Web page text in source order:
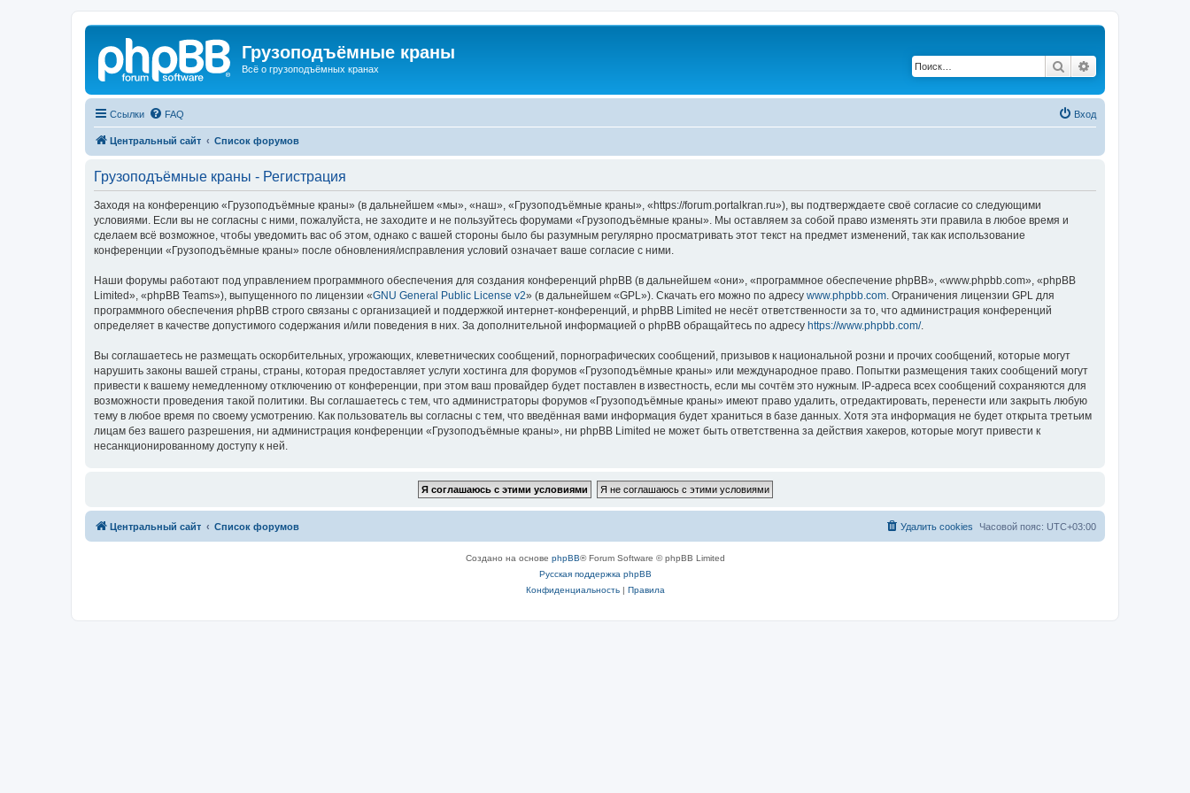
Грузоподъёмные краны
Всё о грузоподъёмных кранах Поиск
Ссылки FAQ Вход
Центральный сайт Список форумов
Грузоподъёмные краны - Регистрация
Заходя на конференцию «Грузоподъёмные краны» (в дальнейшем «мы», «наш», «Грузоподъёмные краны», «https://forum.portalkran.ru»), вы подтверждаете своё согласие со следующими
условиями. Если вы не согласны с ними, пожалуйста, не заходите и не пользуйтесь форумами «Грузоподъёмные краны». Мы оставляем за собой право изменять эти правила в любое время и
сделаем всё возможное, чтобы уведомить вас об этом, однако с вашей стороны было бы разумным регулярно просматривать этот текст на предмет изменений, так как использование
конференции «Грузоподъёмные краны» после обновления/исправления условий означает ваше согласие с ними.
Наши форумы работают под управлением программного обеспечения для создания конференций phpBB (в дальнейшем «они», «программное обеспечение phpBB», «www.phpbb.com», «phpBB
Limited», «phpBB Teams»), выпущенного по лицензии «GNU General Public License v2» (в дальнейшем «GPL»). Скачать его можно по адресу www.phpbb.com . Ограничения лицензии GPL для
программного обеспечения phpBB строго связаны с организацией и поддержкой интернет-конференций, и phpBB Limited не несёт ответственности за то, что администрация конференций
определяет в качестве допустимого содержания и/или поведения в них. За дополнительной информацией о phpBB обращайтесь по адресу https://www.phpbb.com/.
Вы соглашаетесь не размещать оскорбительных, угрожающих, клеветнических сообщений, порнографических сообщений, призывов к национальной розни и прочих сообщений, которые могут
нарушить законы вашей страны, страны, которая предоставляет услуги хостинга для форумов «Грузоподъёмные краны» или международное право. Попытки размещения таких сообщений могут
привести к вашему немедленному отключению от конференции, при этом ваш провайдер будет поставлен в известность, если мы сочтём это нужным. IP-адреса всех сообщений сохраняются для
возможности проведения такой политики. Вы соглашаетесь с тем, что администраторы форумов «Грузоподъёмные краны» имеют право удалить, отредактировать, перенести или закрыть любую
тему в любое время по своему усмотрению. Как пользователь вы согласны с тем, что введённая вами информация будет храниться в базе данных. Хотя эта информация не будет открыта третьим
лицам без вашего разрешения, ни администрация конференции «Грузоподъёмные краны», ни phpBB Limited не может быть ответственна за действия хакеров, которые могут привести к
несанкционированному доступу к ней.
Центральный сайт Список форумов Часовой пояс: UTC+03:00
Удалить cookies
Создано на основе phpBB® Forum Software © phpBB Limited
Русская поддержка phpBB
Конфиденциальность| Правила